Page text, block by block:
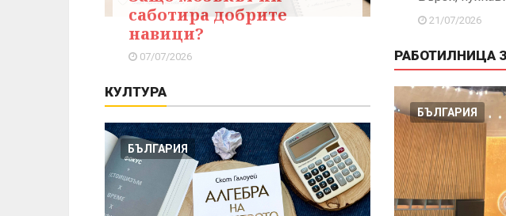
саботира добрите
навици?
07/07/2026
КУЛТУРА
БЪЛГАРИЯ
21/07/2026
РАБОТИЛНИЦА
БЪЛГАРИЯ